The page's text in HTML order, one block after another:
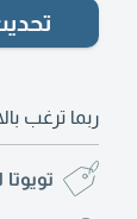
ربما ترغب
تويوتا